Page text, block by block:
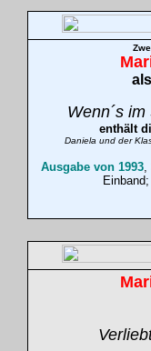
Wenn´s
enthält
Daniela und der
Ausgabe von 1993,